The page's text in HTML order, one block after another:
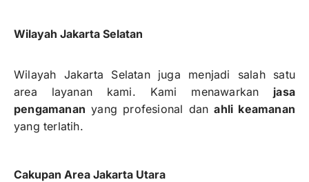
Wilayah Jakarta Selatan
Wilayah Jakarta Selatan juga menjadi salah satu
area layanan kami. Kami menawarkan jasa
pengamanan yang profesional danahli keamanan
yang terlatih.
Cakupan Area Jakarta Utara